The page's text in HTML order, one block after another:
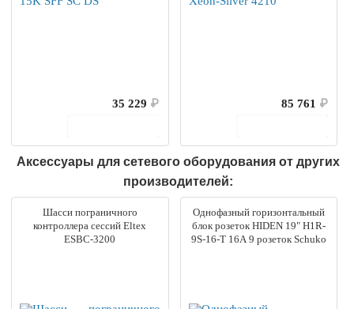
35 229 ₽
85 761 ₽
Аксессуары для сетевого оборудования от других
производителей:
Шасси пограничного
контроллера сессий Eltex
ESBC-3200
Однофазный горизонтальный
блок розеток HIDEN 19" H1R-
9S-16-T 16А 9 розеток Schuko